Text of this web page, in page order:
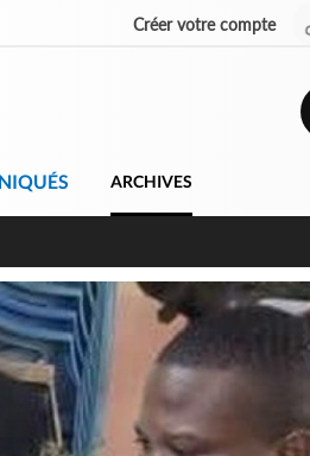
Créer votre compte
ARCHIVES
campagne contre les produits